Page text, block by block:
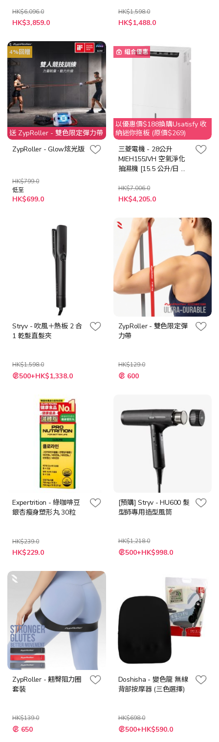
HK$6,096.0
特
殊
格
HK$3,859.0
HK$1,598.0
特
殊
HK$1,488.0
4%回贈
送 ZypRoller - 雙色限定彈力帶
ZypRoller - Glow炫光版
HK$799.0
低至
HK$699.0
組合優惠
以優惠價$188換購Usatisfy 收
納迷你拖板 (原價$269)
三菱電機 - 28公升
MJEH155JVH 空氣淨化
抽濕機 [15.5 公升/日 能
HK$7,006.0
特
殊
HK$4,205.0
Stryv - 吹風＋熱板 2 合
1 乾髮直髮夾
HK$1,598.0
特
殊 500+HK$1,338.0
ZypRoller - 雙色限定彈
力帶
HK$129.0
特
殊 600
Expertrition - 綠咖啡豆
銀杏瘦身塑形丸 30粒
HK$239.0
特
殊
格
HK$229.0
[預購] Stryv - HU600 髮
型師專用造型風筒
HK$1,218.0
特
殊 500+HK$998.0
ZypRoller - 翹臀阻力圈
套裝
HK$139.0
特
殊 650
Doshisha - 變色龍 無線
背部按摩器 (三色選擇)
HK$698.0
500+HK$590.0